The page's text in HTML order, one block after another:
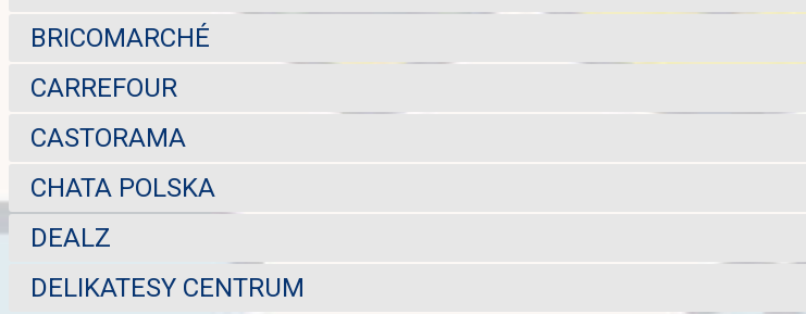
BRICOMARCHÉ
CARREFOUR
CASTORAMA
CHATA POLSKA
DEALZ
DELIKATESY CENTRUM